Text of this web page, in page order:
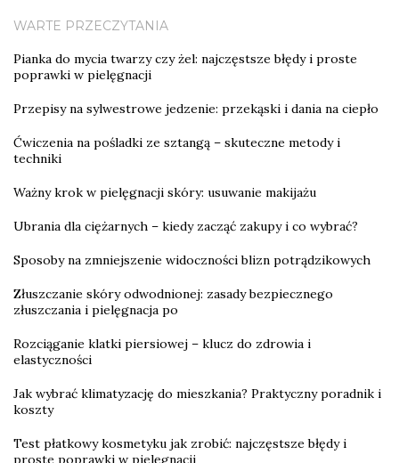
WARTE PRZECZYTANIA
Pianka do mycia twarzy czy żel: najczęstsze błędy i proste
poprawki w pielęgnacji
Przepisy na sylwestrowe jedzenie: przekąski i dania na ciepło
Ćwiczenia na pośladki ze sztangą – skuteczne metody i
techniki
Ważny krok w pielęgnacji skóry: usuwanie makijażu
Ubrania dla ciężarnych – kiedy zacząć zakupy i co wybrać?
Sposoby na zmniejszenie widoczności blizn potrądzikowych
Złuszczanie skóry odwodnionej: zasady bezpiecznego
złuszczania i pielęgnacja po
Rozciąganie klatki piersiowej – klucz do zdrowia i
elastyczności
Jak wybrać klimatyzację do mieszkania? Praktyczny poradnik i
koszty
Test płatkowy kosmetyku jak zrobić: najczęstsze błędy i
proste poprawki w pielęgnacji